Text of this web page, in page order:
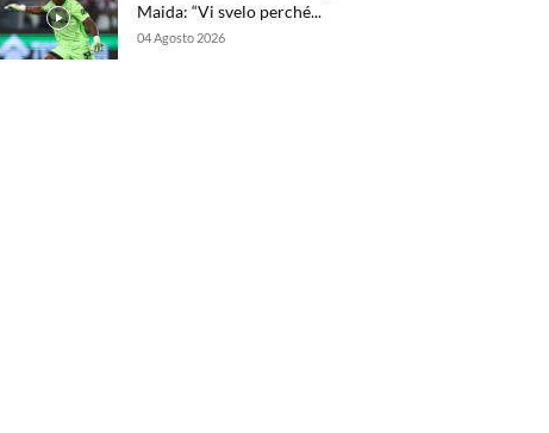
Maida: “Vi svelo perché...
04 Agosto 2026